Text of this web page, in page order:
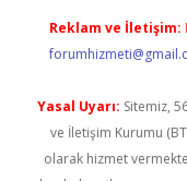
Reklam ve İletişim:
Yasal Uyarı: Sitemiz,
ve İletişim Kurumu
olarak hizmet